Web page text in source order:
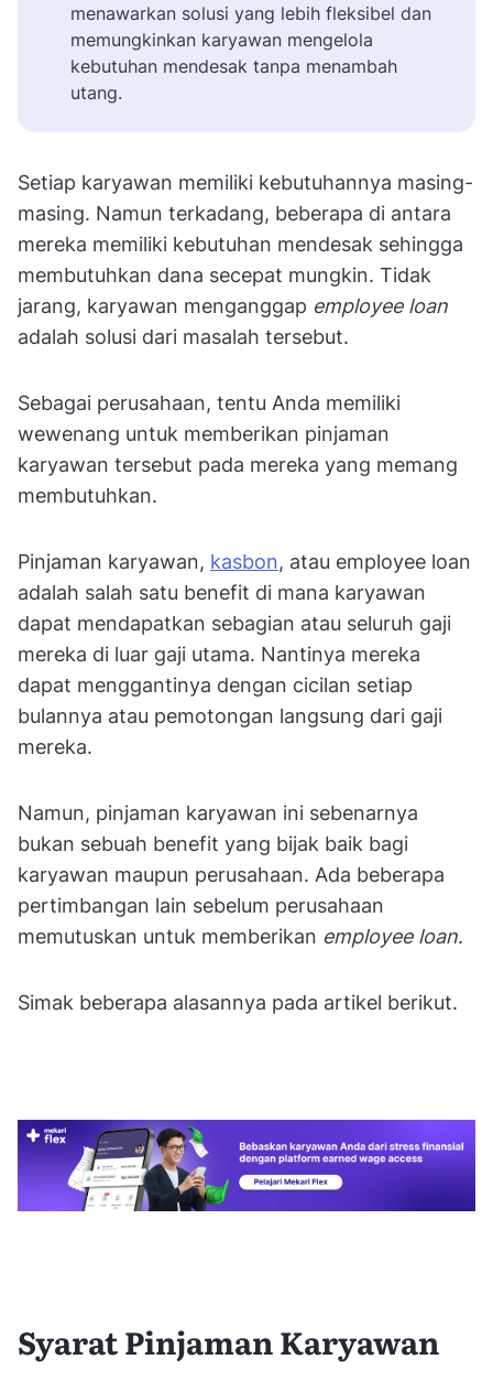
menawarkan solusi yang lebih fleksibel dan
memungkinkan karyawan mengelola
kebutuhan mendesak tanpa menambah
utang.
Setiap karyawan memiliki kebutuhannya masing-
masing. Namun terkadang, beberapa di antara
mereka memiliki kebutuhan mendesak sehingga
membutuhkan dana secepat mungkin. Tidak
jarang, karyawan menganggap employee loan
adalah solusi dari masalah tersebut.
Sebagai perusahaan, tentu Anda memiliki
wewenang untuk memberikan pinjaman
karyawan tersebut pada mereka yang memang
membutuhkan.
Pinjaman karyawan, kasbon, atau employee loan
adalah salah satu benefit di mana karyawan
dapat mendapatkan sebagian atau seluruh gaji
mereka di luar gaji utama. Nantinya mereka
dapat menggantinya dengan cicilan setiap
bulannya atau pemotongan langsung dari gaji
mereka.
Namun, pinjaman karyawan ini sebenarnya
bukan sebuah benefit yang bijak baik bagi
karyawan maupun perusahaan. Ada beberapa
pertimbangan lain sebelum perusahaan
memutuskan untuk memberikan employee loan.
Simak beberapa alasannya pada artikel berikut.
Syarat Pinjaman Karyawan